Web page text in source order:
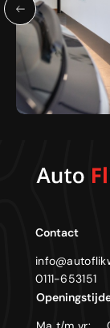
Contact
0111-653151